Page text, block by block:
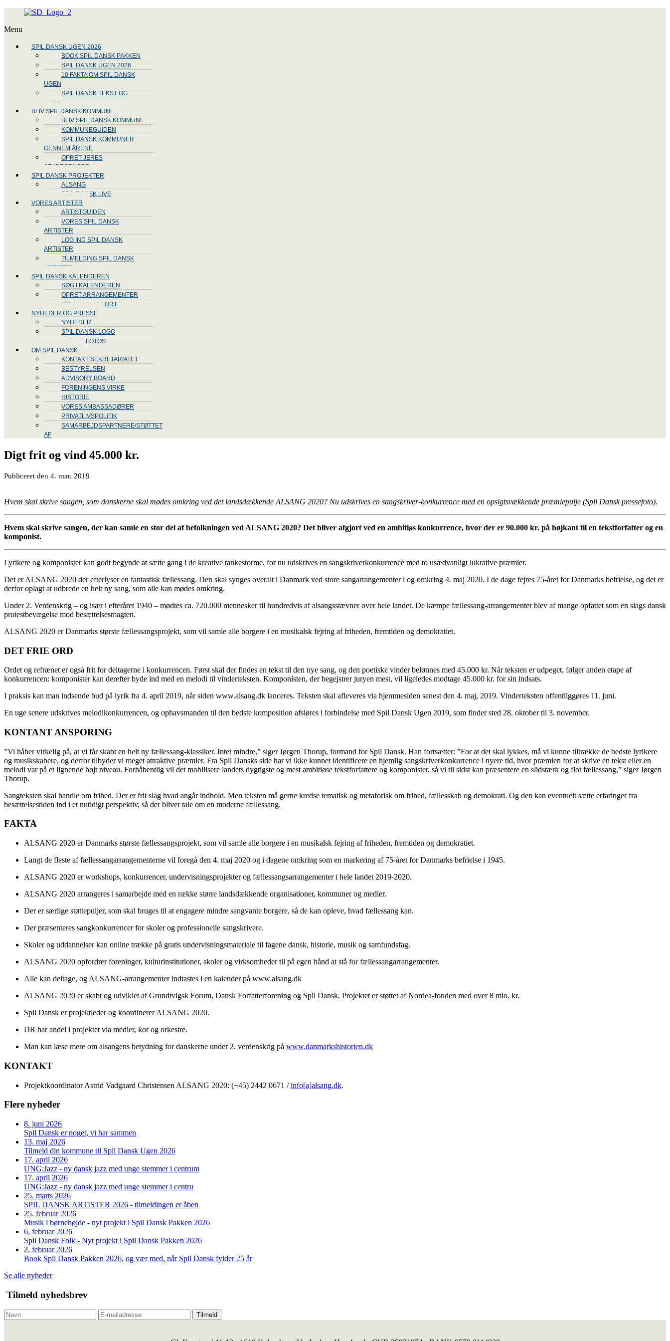
Menu
SPIL DANSK UGEN 2026
BOOK SPIL DANSK PAKKEN
SPIL DANSK UGEN 2026
10 FAKTA OM SPIL DANSK
UGEN
SPIL DANSK TEKST OG
NODE
BLIV SPIL DANSK KOMMUNE
BLIV SPIL DANSK KOMMUNE
KOMMUNEGUIDEN
SPIL DANSK KOMMUNER
GENNEM ÅRENE
OPRET JERES
STYREGRUPPE
SPIL DANSK PROJEKTER
ALSANG
SPIL DANSK LIVE
VORES ARTISTER
ARTISTGUIDEN
VORES SPIL DANSK
ARTISTER
LOG IND SPIL DANSK
ARTISTER
TILMELDING SPIL DANSK
ARTISTER
SPIL DANSK KALENDEREN
SØG I KALENDEREN
OPRET ARRANGEMENTER
TEKNISK SUPPORT
NYHEDER OG PRESSE
NYHEDER
SPIL DANSK LOGO
PRESSEFOTOS
OM SPIL DANSK
KONTAKT SEKRETARIATET
BESTYRELSEN
ADVISORY BOARD
FORENINGENS VIRKE
HISTORIE
VORES AMBASSADØRER
PRIVATLIVSPOLITIK
SAMARBEJDSPARTNERE/STØTTET
AF
Digt frit og vind 45.000 kr.
Publiceret den 4. mar. 2019
Hvem skal skrive sangen, som danskerne skal mødes omkring ved det landsdækkende ALSANG 2020? Nu udskrives en sangskriver-konkurrence med en opsigtsvækkende præmiepulje (Spil Dansk pressefoto).
Hvem skal skrive sangen, der kan samle en stor del af befolkningen ved ALSANG 2020? Det bliver afgjort ved en ambitiøs konkurrence, hvor der er 90.000 kr. på højkant til en tekstforfatter og en
komponist.
Lyrikere og komponister kan godt begynde at sætte gang i de kreative tankestorme, for nu udskrives en sangskriverkonkurrence med to usædvanligt lukrative præmier.
Det er ALSANG 2020 der efterlyser en fantastisk fællessang. Den skal synges overalt i Danmark ved store sangarrangementer i og omkring 4. maj 2020. I de dage fejres 75-året for Danmarks befrielse, og det er
derfor oplagt at udbrede en helt ny sang, som alle kan mødes omkring.
Under 2. Verdenskrig – og især i efteråret 1940 – mødtes ca. 720.000 mennesker til hundredvis af alsangsstævner over hele landet. De kæmpe fællessang-arrangementer blev af mange opfattet som en slags dansk
protestbevægelse mod besættelsesmagten.
ALSANG 2020 er Danmarks største fællessangsprojekt, som vil samle alle borgere i en musikalsk fejring af friheden, fremtiden og demokratiet.
DET FRIE ORD
Ordet og refrænet er også frit for deltagerne i konkurrencen. Først skal der findes en tekst til den nye sang, og den poetiske vinder belønnes med 45.000 kr. Når teksten er udpeget, følger anden etape af
konkurrencen: komponister kan derefter byde ind med en melodi til vinderteksten. Komponisten, der begejstrer juryen mest, vil ligeledes modtage 45.000 kr. for sin indsats.
I praksis kan man indsende bud på lyrik fra 4. april 2019, når siden www.alsang.dk lanceres. Teksten skal afleveres via hjemmesiden senest den 4. maj, 2019. Vinderteksten offentliggøres 11. juni.
En uge senere udskrives melodikonkurrencen, og ophavsmanden til den bedste komposition afsløres i forbindelse med Spil Dansk Ugen 2019, som finder sted 28. oktober til 3. november.
KONTANT ANSPORING
”Vi håber virkelig på, at vi får skabt en helt ny fællessang-klassiker. Intet mindre,” siger Jørgen Thorup, formand for Spil Dansk. Han fortsætter: ”For at det skal lykkes, må vi kunne tiltrække de bedste lyrikere
og musikskabere, og derfor tilbyder vi meget attraktive præmier. Fra Spil Dansks side har vi ikke kunnet identificere en hjemlig sangskriverkonkurrence i nyere tid, hvor præmien for at skrive en tekst eller en
melodi var på et lignende højt niveau. Forhåbentlig vil det mobilisere landets dygtigste og mest ambitiøse tekstforfattere og komponister, så vi til sidst kan præsentere en slidstærk og flot fællessang,” siger Jørgen
Thorup.
Sangteksten skal handle om frihed. Der er frit slag hvad angår indhold. Men teksten må gerne kredse tematisk og metaforisk om frihed, fællesskab og demokrati. Og den kan eventuelt sætte erfaringer fra
besættelsestiden ind i et nutidigt perspektiv, så der bliver tale om en moderne fællessang.
FAKTA
ALSANG 2020 er Danmarks største fællessangsprojekt, som vil samle alle borgere i en musikalsk fejring af friheden, fremtiden og demokratiet.
Langt de fleste af fællessangarrangementerne vil foregå den 4. maj 2020 og i dagene omkring som en markering af 75-året for Danmarks befrielse i 1945.
ALSANG 2020 er workshops, konkurrencer, undervisningsprojekter og fællessangsarrangementer i hele landet 2019-2020.
ALSANG 2020 arrangeres i samarbejde med en række større landsdækkende organisationer, kommuner og medier.
Der er særlige støttepuljer, som skal bruges til at engagere mindre sangvante borgere, så de kan opleve, hvad fællessang kan.
Der præsenteres sangkonkurrencer for skoler og professionelle sangskrivere.
Skoler og uddannelser kan online trække på gratis undervisningsmateriale til fagene dansk, historie, musik og samfundsfag.
ALSANG 2020 opfordrer foreninger, kulturinstitutioner, skoler og virksomheder til på egen hånd at stå for fællessangarrangementer.
Alle kan deltage, og ALSANG-arrangementer indtastes i en kalender på www.alsang.dk
ALSANG 2020 er skabt og udviklet af Grundtvigsk Forum, Dansk Forfatterforening og Spil Dansk. Projektet er støttet af Nordea-fonden med over 8 mio. kr.
Spil Dansk er projektleder og koordinerer ALSANG 2020.
DR har andel i projektet via medier, kor og orkestre.
Man kan læse mere om alsangens betydning for danskerne under 2. verdenskrig på www.danmarkshistorien.dk
KONTAKT
Projektkoordinator Astrid Vadgaard Christensen ALSANG 2020: (+45) 2442 0671 /info[a]alsang.dk.
Flere nyheder
8. juni 2026
Spil Dansk er noget, vi har sammen
13. maj 2026
Tilmeld din kommune til Spil Dansk Ugen 2026
17. april 2026
UNG:Jazz - ny dansk jazz med unge stemmer i centrum
17. april 2026
UNG:Jazz - ny dansk jazz med unge stemmer i centru
25. marts 2026
SPIL DANSK ARTISTER 2026 - tilmeldingen er åben
25. februar 2026
Musik i børnehøjde - nyt projekt i Spil Dansk Pakken 2026
6. februar 2026
Spil Dansk Folk - Nyt projekt i Spil Dansk Pakken 2026
2. februar 2026
Book Spil Dansk Pakken 2026, og vær med, når Spil Dansk fylder 25 år
Se alle nyheder
Tilmeld nyhedsbrev
Tilmeld